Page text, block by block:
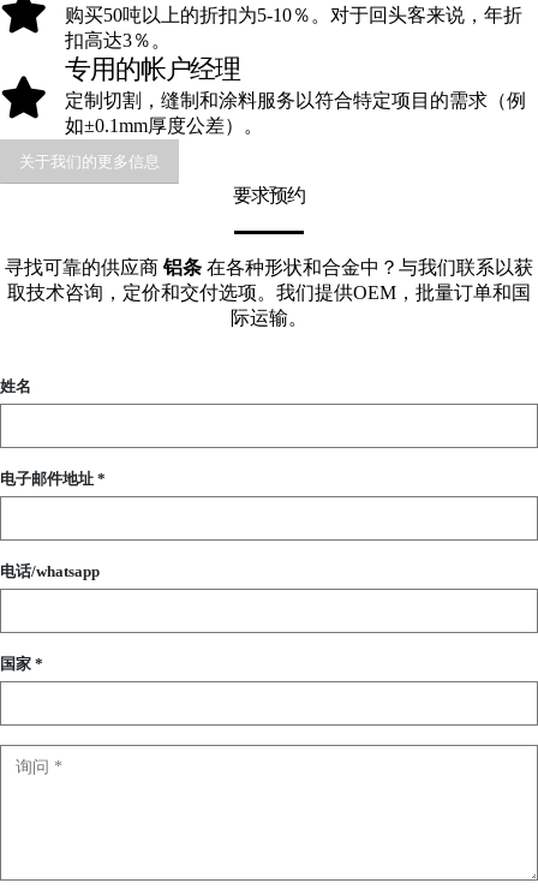
购买50吨以上的折扣为5-10％。对于回头客来说，年折
扣高达3％。
专用的帐户经理
定制切割，缝制和涂料服务以符合特定项目的需求（例
如±0.1mm厚度公差）。
关于我们的更多信息
要求预约
寻找可靠的供应商铝条 在各种形状和合金中？与我们联系以获
取技术咨询，定价和交付选项。我们提供OEM，批量订单和国
际运输。
姓名
电子邮件地址 *
电话/whatsapp
国家 *